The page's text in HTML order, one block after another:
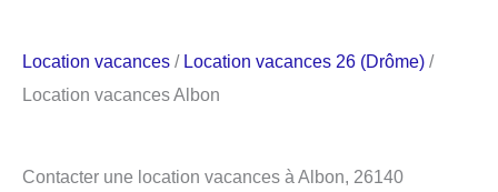
Location vacances / Location vacances 26 (Drôme) /
Location vacances Albon
Contacter une location vacances à Albon, 26140